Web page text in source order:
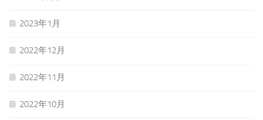
2023年1月
2022年12月
2022年11月
2022年10月